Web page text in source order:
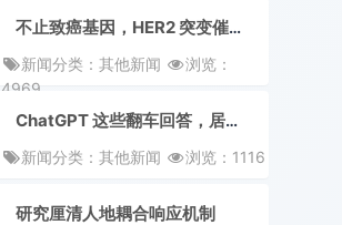
不止致癌基因，HER2 突变催生全新颅颌面发育综合征
新闻分类：其他新闻
浏览：
4969
ChatGPT 这些翻车回答，居然是 Meta 找外包干的
新闻分类：其他新闻
浏览：1116
研究厘清人地耦合响应机制